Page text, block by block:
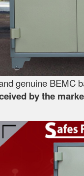
genuine BEMC
by the